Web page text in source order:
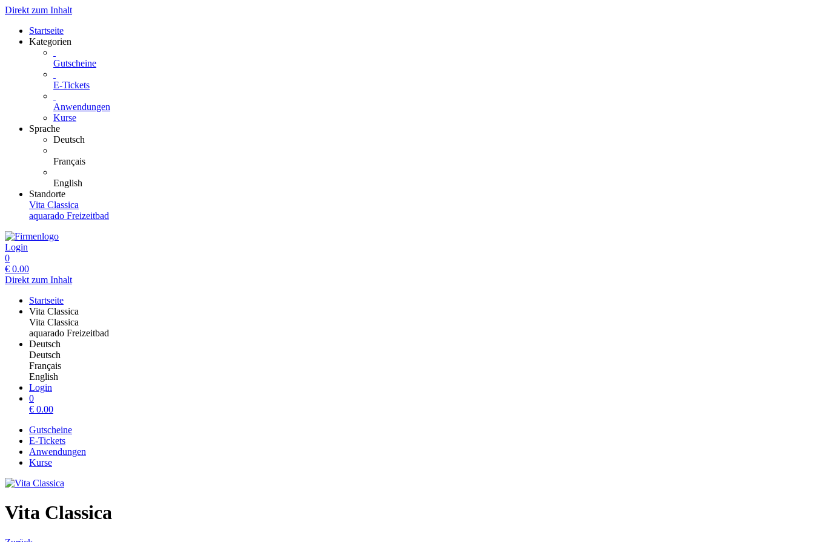
Direkt zum Inhalt
Startseite
Kategorien
Gutscheine
E-Tickets
Anwendungen
Kurse
Sprache
Deutsch
Français
English
Standorte
Vita Classica
aquarado Freizeitbad
Login
0
€ 0.00
Direkt zum Inhalt
Startseite
Vita Classica
Vita Classica
aquarado Freizeitbad
Deutsch
Deutsch
Français
English
Login
0
€ 0.00
Gutscheine
E-Tickets
Anwendungen
Kurse
Vita Classica